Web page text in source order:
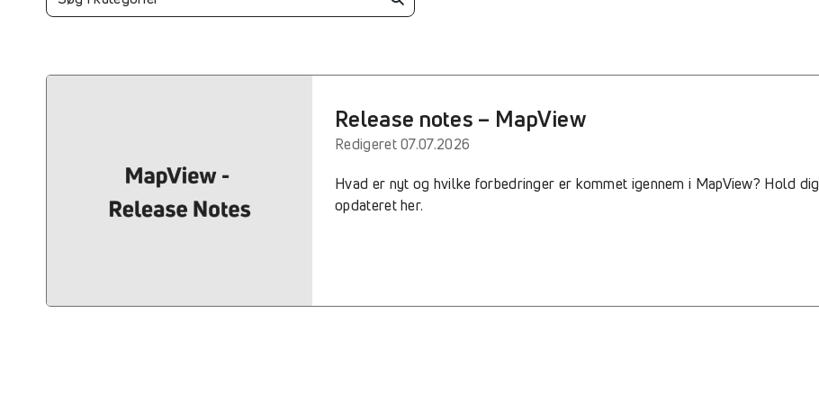
Release notes – MapView
Redigeret 07.07.2026
Hvad er nyt og hvilke forbedringer er kommet igennem i MapView? Hold dig
opdateret her.